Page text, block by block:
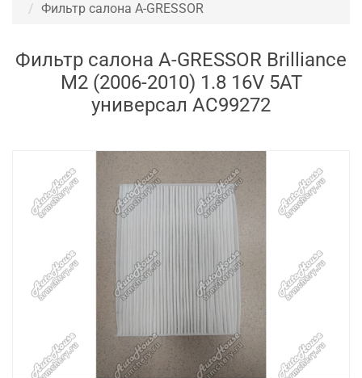
Фильтр салона A-GRESSOR
Фильтр салона A-GRESSOR Brilliance
M2 (2006-2010) 1.8 16V 5AT
универсал AC99272